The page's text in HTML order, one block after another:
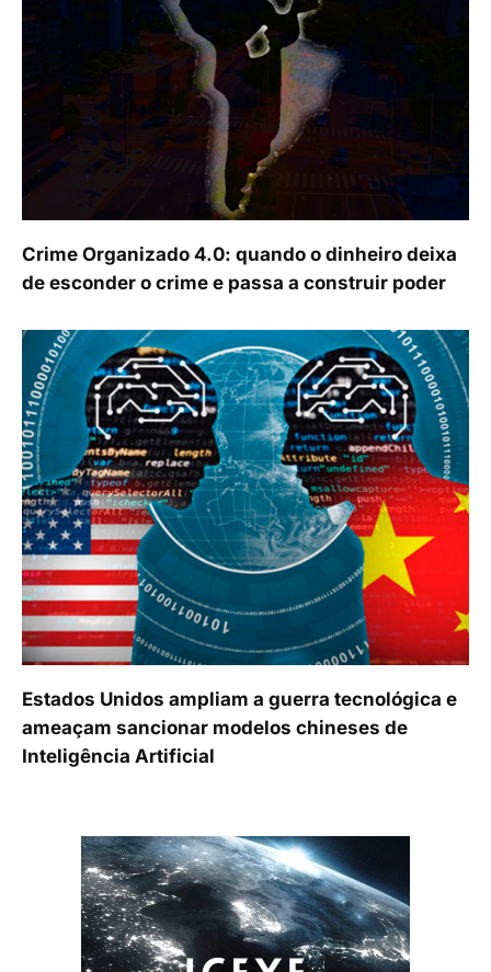
Crime Organizado 4.0: quando o dinheiro deixa
de esconder o crime e passa a construir poder
Estados Unidos ampliam a guerra tecnológica e
ameaçam sancionar modelos chineses de
Inteligência Artificial